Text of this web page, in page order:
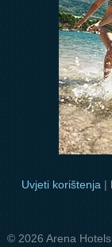
Uvjeti korištenja |
© 2026 Arena